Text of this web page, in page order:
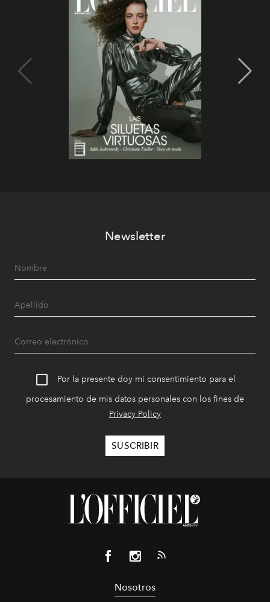
Newsletter
Por la presente doy mi consentimiento para el
procesamiento de mis datos personales con los fines de
Privacy Policy
Nosotros